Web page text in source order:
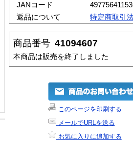
JANコード
返品について
特定商取引
商品番号 41094607
本商品は販売を終了しました
このページを印刷する
メールでURLを送る
お気に入りに追加する